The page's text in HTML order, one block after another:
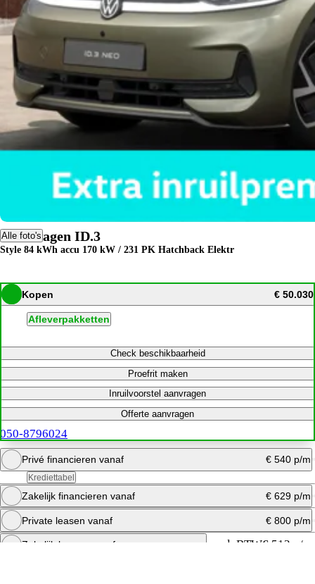
Alle foto's
Volkswagen ID.3
Style 84 kWh accu 170 kW / 231 PK Hatchback Elektr
Kopen € 50.030
Afleverpakketten
Check beschikbaarheid
Proefrit maken
Inruilvoorstel aanvragen
Offerte aanvragen
050-8796024
Privé financieren vanaf € 540 p/m
Krediettabel
Bereken maandbedrag
Offerte aanvragen
Zakelijk financieren vanaf € 629 p/m
Bereken maandbedrag
Private leasen vanaf € 800 p/m
Zakelijk leasen vanaf excl. BTW€ 513 p/m